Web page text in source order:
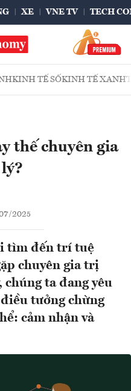
XE VNE TV TECH
KINH TẾ SỐKINH TẾ XANH
thế chuyên gia
2025
tìm đến trí tuệ
chuyên gia trị
chúng ta đang yêu
tưởng chừng
cảm nhận và